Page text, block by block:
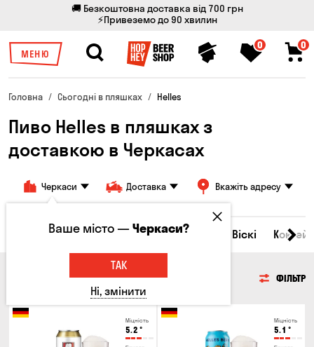
🚚 Безкоштовна доставка від 700 грн
⚡Привеземо до 90 хвилин
МЕНЮ
0 0
Головна Сьогодні в пляшках Helles
Пиво Helles в пляшках з
доставкою в Черкасах
Черкаси Доставка Вкажіть адресу
Всі товари Пиво Сидр Віскі
ФІЛЬТР
Міцність
5.2 °
Міцність
5.1 °
Ваше місто —Черкаси?
ТАК
Ні, змінити